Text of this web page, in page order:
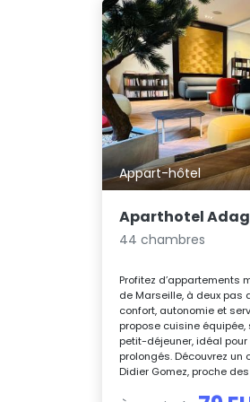
Appart-hôtel
Aparthotel
44 chambres
Profitez d’appartements
de Marseille, à deux pas
confort, autonomie et
propose cuisine
petit-déjeuner, idéal
prolongés. Découvrez
Didier Gomez, proche